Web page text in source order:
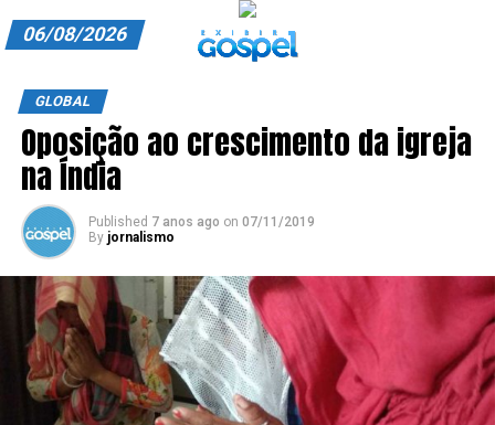
ANUNCIE CONOSCO
ASSINE
CARRINHO
EDITORIAL
ENTREVISTAS
EXPEDIENTE
FINALIZAR COMPRA
06/08/2026
GLOBAL
Oposição ao crescimento da igreja
na Índia
Published 7 anos ago on 07/11/2019
By jornalismo